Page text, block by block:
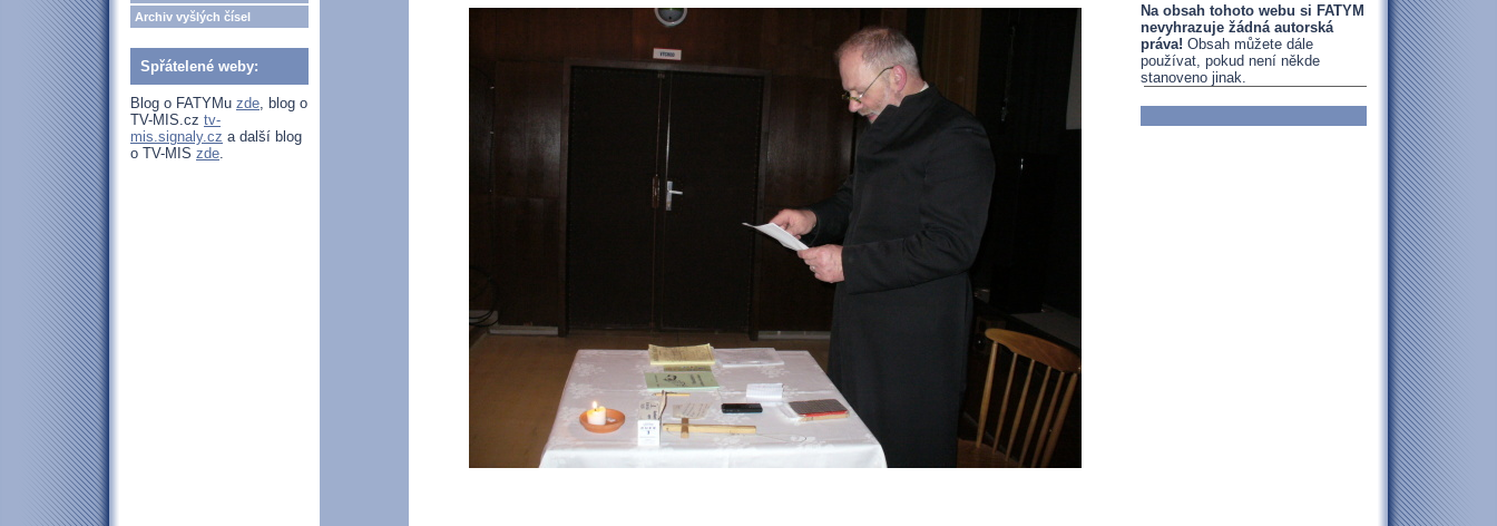
Archiv vyšlých čísel
Spřátelené weby:
Blog o FATYMu zde, blog o
TV-MIS.cz tv-
mis.signaly.cz a další blog
o TV-MIS zde.
Na obsah tohoto webu si FATYM
nevyhrazuje žádná autorská
práva! Obsah můžete dále
používat, pokud není někde
stanoveno jinak.